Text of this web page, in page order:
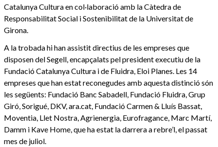
Catalunya Cultura en col·laboració amb la Càtedra de
Responsabilitat Social i Sostenibilitat de la Universitat de
Girona.
A la trobada hi han assistit directius de les empreses que
disposen del Segell, encapçalats pel president executiu de la
Fundació Catalunya Cultura i de Fluidra, Eloi Planes. Les 14
empreses que han estat reconegudes amb aquesta distinció són
les següents: Fundació Banc Sabadell, Fundació Fluidra, Grup
Giró, Sorigué, DKV, ara.cat, Fundació Carmen & Lluís Bassat,
Moventia, Llet Nostra, Agrienergia, Eurofragance, Marc Martí,
Damm i Kave Home, que ha estat la darrera a rebre’l, el passat
mes de juliol.